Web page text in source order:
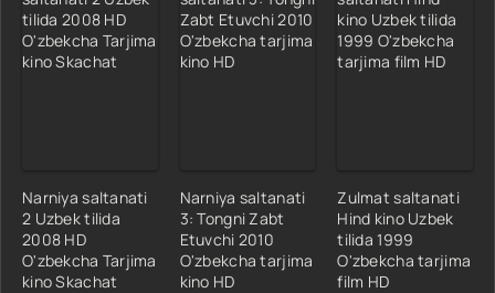
Narniya saltanati
2 Uzbek tilida
2008 HD
O'zbekcha Tarjima
kino Skachat
Narniya saltanati
3: Tongni Zabt
Etuvchi 2010
O'zbekcha tarjima
kino HD
Zulmat saltanati
Hind kino Uzbek
tilida 1999
O'zbekcha tarjima
film HD